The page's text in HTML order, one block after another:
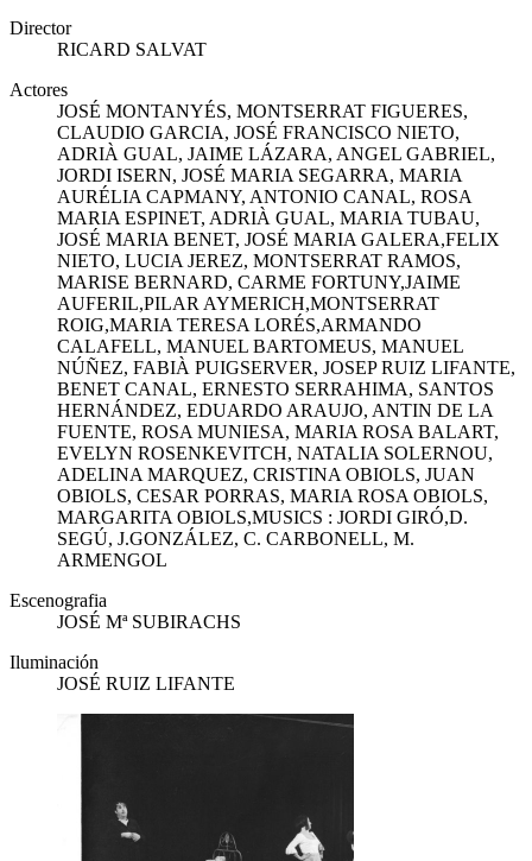
Director
RICARD SALVAT
Actores
JOSÉ MONTANYÉS, MONTSERRAT FIGUERES,
CLAUDIO GARCIA, JOSÉ FRANCISCO NIETO,
ADRIÀ GUAL, JAIME LÁZARA, ANGEL GABRIEL,
JORDI ISERN, JOSÉ MARIA SEGARRA, MARIA
AURÉLIA CAPMANY, ANTONIO CANAL, ROSA
MARIA ESPINET, ADRIÀ GUAL, MARIA TUBAU,
JOSÉ MARIA BENET, JOSÉ MARIA GALERA,FELIX
NIETO, LUCIA JEREZ, MONTSERRAT RAMOS,
MARISE BERNARD, CARME FORTUNY,JAIME
AUFERIL,PILAR AYMERICH,MONTSERRAT
ROIG,MARIA TERESA LORÉS,ARMANDO
CALAFELL, MANUEL BARTOMEUS, MANUEL
NÚÑEZ, FABIÀ PUIGSERVER, JOSEP RUIZ LIFANTE,
BENET CANAL, ERNESTO SERRAHIMA, SANTOS
HERNÁNDEZ, EDUARDO ARAUJO, ANTIN DE LA
FUENTE, ROSA MUNIESA, MARIA ROSA BALART,
EVELYN ROSENKEVITCH, NATALIA SOLERNOU,
ADELINA MARQUEZ, CRISTINA OBIOLS, JUAN
OBIOLS, CESAR PORRAS, MARIA ROSA OBIOLS,
MARGARITA OBIOLS,MUSICS : JORDI GIRÓ,D.
SEGÚ, J.GONZÁLEZ, C. CARBONELL, M.
ARMENGOL
Escenografia
JOSÉ Mª SUBIRACHS
Iluminación
JOSÉ RUIZ LIFANTE